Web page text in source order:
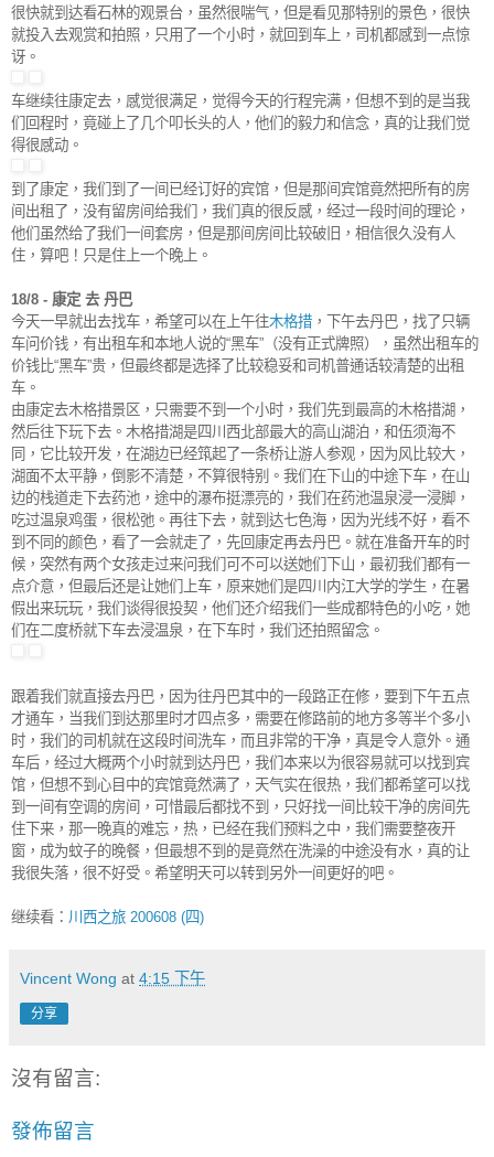
很快就到达看石林的观景台，虽然很喘气，但是看见那特别的景色，很快
就投入去观赏和拍照，只用了一个小时，就回到车上，司机都感到一点惊
讶。
车继续往康定去 ，感觉很满足，觉得今天的行程完满，但想不到的是当我
们回程时，竟碰上了几个叩长头的人，他们的毅力和信念，真的让我们觉
得很感动。
到了康定，我们到了一间已经订好的宾馆，但是那间宾馆竟然把所有的房
间出租了，没有留房间给我们，我们真的很反感，经过一段时间的理论，
他们虽然给了我们一间套房，但是那间房间比较破旧，相信很久没有人
住，算吧！只是住上一个晚上。
18/8 - 康定 去 丹巴
今天一早就出去找车，希望可以在上午往木格措 ，下午去丹巴，找了只辆
车问价钱，有出租车和本地人说的“黑车”（没有正式牌照），虽然出租车的
价钱比“黑车”贵，但最终都是选择了比较稳妥和司机普通话较清楚的出租
车。
由康定去木格措景区，只需要不到一个小时，我们先到最高的木格措湖，
然后往下玩下去。木格措湖是四川西北部最大的高山湖泊，和伍须海不
同，它比较开发，在湖边已经筑起了一条桥让游人参观，因为风比较大，
湖面不太平静，倒影不清楚，不算很特别。我们在下山的中途下车，在山
边的栈道走下去药池，途中的瀑布挺漂亮的，我们在药池温泉浸一浸脚，
吃过温泉鸡蛋，很松弛。再往下去，就到达七色海，因为光线不好，看不
到不同的颜色，看了一会就走了，先回康定再去丹巴。就在准备开车的时
候，突然有两个女孩走过来问我们可不可以送她们下山，最初我们都有一
点介意，但最后还是让她们上车，原来她们是四川内江大学的学生，在暑
假出来玩玩，我们谈得很投契，他们还介绍我们一些成都特色的小吃，她
们在二度桥就下车去浸温泉，在下车时，我们还拍照留念。
跟着我们就直接去丹巴，因为往丹巴其中的一段路正在修，要到下午五点
才通车，当我们到达那里时才四点多，需要在修路前的地方多等半个多小
时，我们的司机就在这段时间洗车，而且非常的干净，真是令人意外。通
车后，经过大概两个小时就到达丹巴，我们本来以为很容易就可以找到宾
馆，但想不到心目中的宾馆竟然满了，天气实在很热，我们都希望可以找
到一间有空调的房间，可惜最后都找不到，只好找一间比较干净的房间先
住下来，那一晚真的难忘，热，已经在我们预料之中，我们需要整夜开
窗，成为蚊子的晚餐，但最想不到的是竟然在洗澡的中途没有水，真的让
我很失落，很不好受。希望明天可以转到另外一间更好的吧。
继续看： 川西之旅 200608 (四)
Vincent Wong at 4:15 下午
分享
沒有留言:
發佈留言